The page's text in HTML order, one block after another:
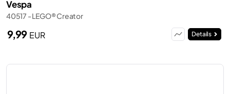
Vespa
40517 - LEGO® Creator
9,99 EUR Details